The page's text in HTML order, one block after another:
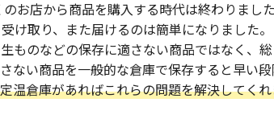
お店から商品を購入する時代は終わりまし
け取り、また届けるのは簡単になりました
ものなどの保存に適さない商品ではなく、
ない商品を一般的な倉庫で保存すると早い
温倉庫があればこれらの問題を解決してく